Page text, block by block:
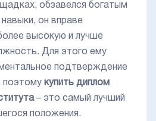
обзавелся богатым
он вправе
высокую и лучше
Для этого ему
подтверждение
поэтому купить диплом
– это самый лучший
положения.